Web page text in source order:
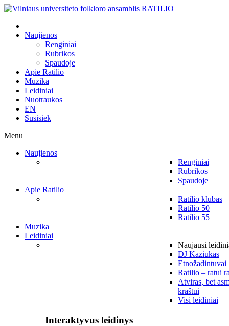
Naujienos
Renginiai
Rubrikos
Spaudoje
Apie Ratilio
Muzika
Leidiniai
Nuotraukos
EN
Susisiek
Menu
Naujienos
Renginiai
Rubrikos
Spaudoje
Apie Ratilio
Ratilio klubas
Ratilio 50
Ratilio 55
Muzika
Leidiniai
Naujausi
DJ Kaziukas
Etnožadintuvai
Ratilio – ratui
Atviras, bet
kraštui
Visi leidiniai
Interaktyvus leidinys